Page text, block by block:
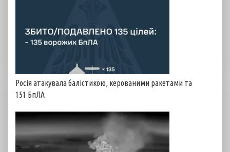
Росія атакувала балістикою, керованими ракетами та
151 БпЛА